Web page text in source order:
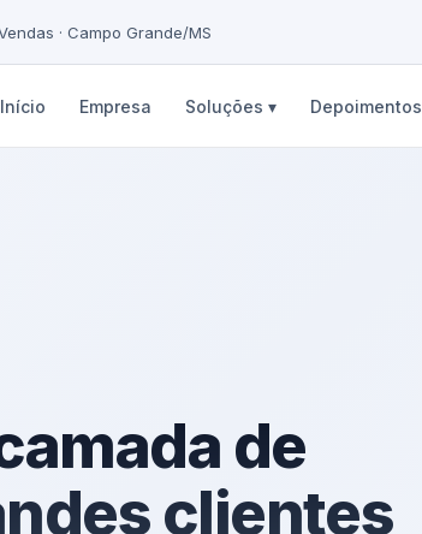
· Campo Grande/MS
Início Empresa Soluções ▾ Depoimentos
de
clientes